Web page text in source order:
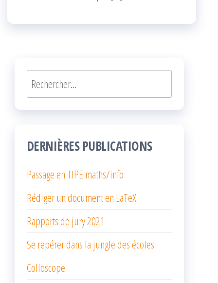
Rechercher
DERNIÈRES PUBLICATIONS
Passage en TIPE maths/info
Rédiger un document en LaTeX
Rapports de jury 2021
Se repérer dans la jungle des écoles
Colloscope